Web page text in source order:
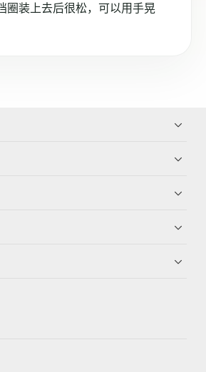
圈装上去后很松，可以用手晃